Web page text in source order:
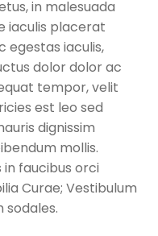
in malesuada
iaculis placerat
egestas iaculis,
dolor dolor ac
tempor, velit
est leo sed
dignissim
mollis.
faucibus orci
Curae; Vestibulum